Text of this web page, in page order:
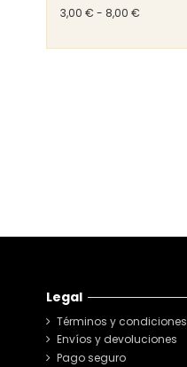
3,00 € - 8,00 €
Legal
Términos y condiciones
Envíos y devoluciones
Pago seguro